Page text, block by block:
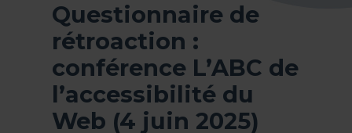
Questionnaire de
rétroaction :
conférence L’ABC de
l’accessibilité du
Web (4 juin 2025)